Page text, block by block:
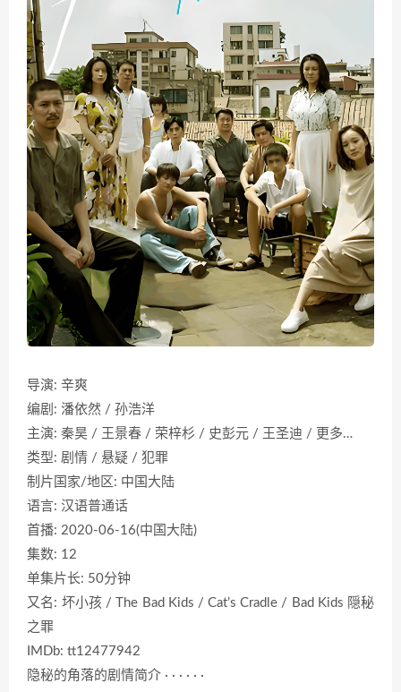
导演: 辛爽
编剧: 潘依然 / 孙浩洋
主演: 秦昊 / 王景春 / 荣梓杉 / 史彭元 / 王圣迪 / 更多…
类型: 剧情 / 悬疑 / 犯罪
制片国家/地区: 中国大陆
语言: 汉语普通话
首播: 2020-06-16(中国大陆)
集数: 12
单集片长: 50分钟
又名: 坏小孩 / The Bad Kids / Cat’s Cradle / Bad Kids 隠秘
之罪
IMDb: tt12477942
隐秘的角落的剧情简介 · · · · · ·